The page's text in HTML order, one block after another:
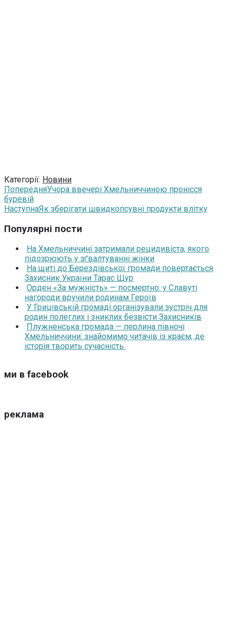
Категорії: Новини
ПопередняУчора ввечері Хмельниччиною пронісся
буревій
НаступнаЯк зберігати швидкопсувні продукти влітку
Популярні пости
На Хмельниччині затримали рецидивіста, якого
підозрюють у зґвалтуванні жінки
На щиті до Берездівської громади повертається
Захисник України Тарас Щур
Орден «За мужність» — посмертно: у Славуті
нагороди вручили родинам Героїв
У Грицівській громаді організували зустріч для
родин полеглих і зниклих безвісти Захисників
Плужненська громада — перлина півночі
Хмельниччини: знайомимо читачів із краєм, де
історія творить сучасність
ми в facebook
реклама